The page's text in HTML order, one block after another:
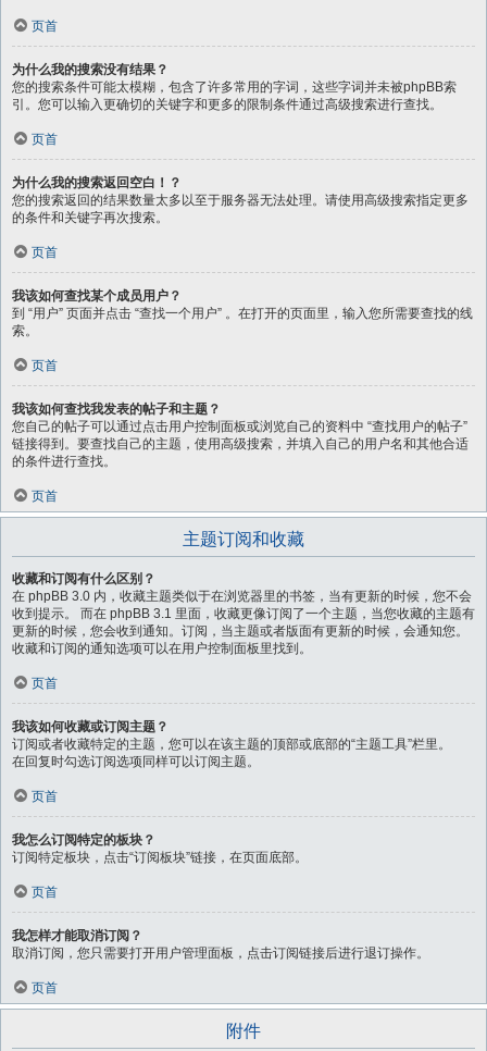
页首
为什么我的搜索没有结果？
您的搜索条件可能太模糊，包含了许多常用的字词，这些字词并未被phpBB索
引。您可以输入更确切的关键字和更多的限制条件通过高级搜索进行查找。
页首
为什么我的搜索返回空白！？
您的搜索返回的结果数量太多以至于服务器无法处理。请使用高级搜索指定更多
的条件和关键字再次搜索。
页首
我该如何查找某个成员用户？
到 “用户” 页面并点击 “查找一个用户” 。在打开的页面里，输入您所需要查找的线
索。
页首
我该如何查找我发表的帖子和主题？
您自己的帖子可以通过点击用户控制面板或浏览自己的资料中 “查找用户的帖子”
链接得到。要查找自己的主题，使用高级搜索，并填入自己的用户名和其他合适
的条件进行查找。
页首
主题订阅和收藏
收藏和订阅有什么区别？
在 phpBB 3.0 内，收藏主题类似于在浏览器里的书签，当有更新的时候，您不会
收到提示。 而在 phpBB 3.1 里面，收藏更像订阅了一个主题，当您收藏的主题有
更新的时候，您会收到通知。订阅，当主题或者版面有更新的时候，会通知您。
收藏和订阅的通知选项可以在用户控制面板里找到。
页首
我该如何收藏或订阅主题？
订阅或者收藏特定的主题，您可以在该主题的顶部或底部的“主题工具”栏里。
在回复时勾选订阅选项同样可以订阅主题。
页首
我怎么订阅特定的板块？
订阅特定板块，点击“订阅板块”链接，在页面底部。
页首
我怎样才能取消订阅？
取消订阅，您只需要打开用户管理面板，点击订阅链接后进行退订操作。
页首
附件